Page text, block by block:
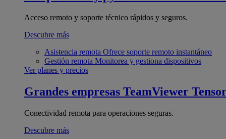
Acceso remoto y soporte técnico rápidos y seguros.
Descubre más
Asistencia remota Ofrece soporte remoto instantáneo
Gestión remota Monitorea y gestiona dispositivos
Ver planes y precios
Grandes empresas TeamViewer Tensor
Conectividad remota para operaciones seguras.
Descubre más